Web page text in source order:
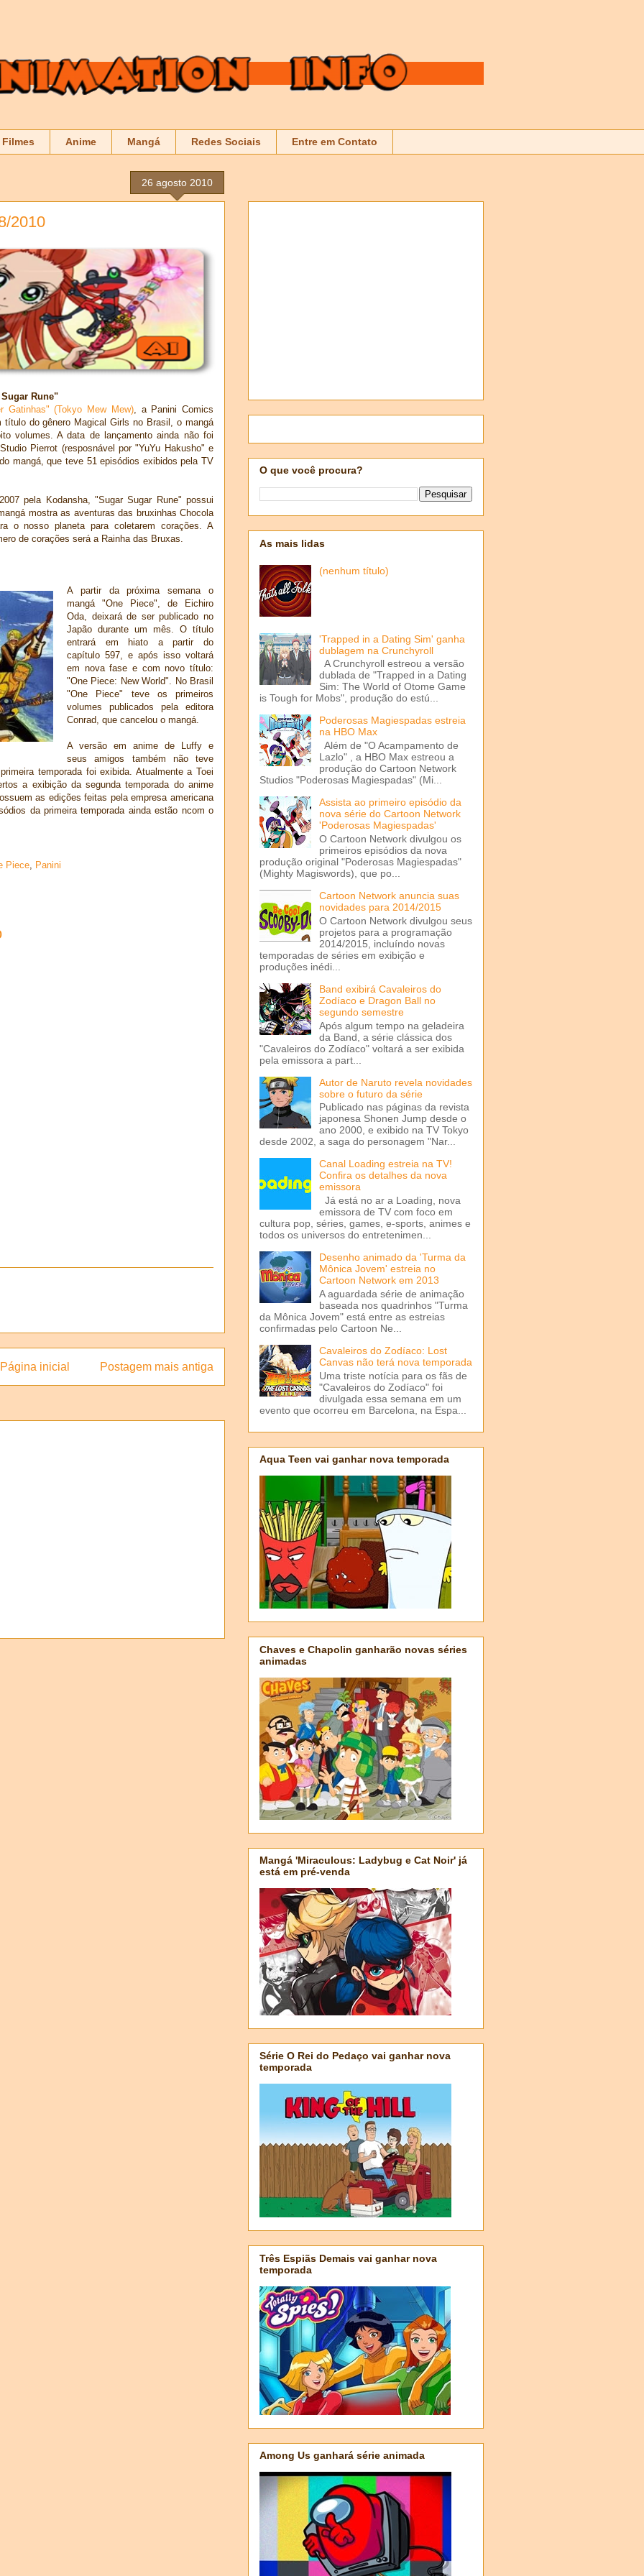
Filmes Anime Mangá Redes Sociais Entre em Contato
26 agosto 2010
2010
Rune"
Gatinhas" (Tokyo Mew Mew), a Panini Comics
do gênero Magical Girls no Brasil, o mangá
volumes. A data de lançamento ainda não foi
Pierrot (resposnável por "YuYu Hakusho" e
mangá, que teve 51 episódios exibidos pela TV
pela Kodansha, "Sugar Sugar Rune" possui
mostra as aventuras das bruxinhas Chocola
o nosso planeta para coletarem corações. A
de corações será a Rainha das Bruxas.
A partir da próxima semana o
mangá "One Piece", de Eichiro
Oda, deixará de ser publicado no
Japão durante um mês. O título
entrará em hiato a partir do
capítulo 597, e após isso voltará
em nova fase e com novo título:
"One Piece: New World". No Brasil
"One Piece" teve os primeiros
volumes publicados pela editora
Conrad, que cancelou o mangá.
A versão em anime de Luffy e
seus amigos também não teve
temporada foi exibida. Atualmente a Toei
a exibição da segunda temporada do anime
as edições feitas pela empresa americana
da primeira temporada ainda estão ncom o
Piece, Panini
Postagem mais antiga
Página inicial
O que você procura?
As mais lidas
(nenhum título)
'Trapped in a Dating Sim' ganha
dublagem na Crunchyroll
A Crunchyroll estreou a versão
dublada de "Trapped in a Dating
Sim: The World of Otome Game
is Tough for Mobs", produção do estú...
Poderosas Magiespadas estreia
na HBO Max
Além de "O Acampamento de
Lazlo" , a HBO Max estreou a
produção do Cartoon Network
Studios "Poderosas Magiespadas" (Mi...
Assista ao primeiro episódio da
nova série do Cartoon Network
'Poderosas Magiespadas'
O Cartoon Network divulgou os
primeiros episódios da nova
produção original "Poderosas Magiespadas"
(Mighty Magiswords), que po...
Cartoon Network anuncia suas
novidades para 2014/2015
O Cartoon Network divulgou seus
projetos para a programação
2014/2015, incluíndo novas
temporadas de séries em exibição e
produções inédi...
Band exibirá Cavaleiros do
Zodíaco e Dragon Ball no
segundo semestre
Após algum tempo na geladeira
da Band, a série clássica dos
"Cavaleiros do Zodíaco" voltará a ser exibida
pela emissora a part...
Autor de Naruto revela novidades
sobre o futuro da série
Publicado nas páginas da revista
japonesa Shonen Jump desde o
ano 2000, e exibido na TV Tokyo
desde 2002, a saga do personagem "Nar...
Canal Loading estreia na TV!
Confira os detalhes da nova
emissora
Já está no ar a Loading, nova
emissora de TV com foco em
cultura pop, séries, games, e-sports, animes e
todos os universos do entretenimen...
Desenho animado da 'Turma da
Mônica Jovem' estreia no
Cartoon Network em 2013
A aguardada série de animação
baseada nos quadrinhos "Turma
da Mônica Jovem" está entre as estreias
confirmadas pelo Cartoon Ne...
Cavaleiros do Zodíaco: Lost
Canvas não terá nova temporada
Uma triste notícia para os fãs de
"Cavaleiros do Zodíaco" foi
divulgada essa semana em um
evento que ocorreu em Barcelona, na Espa...
Aqua Teen vai ganhar nova temporada
Chaves e Chapolin ganharão novas séries
animadas
Mangá 'Miraculous: Ladybug e Cat Noir' já
está em pré-venda
Série O Rei do Pedaço vai ganhar nova
temporada
Três Espiãs Demais vai ganhar nova
temporada
Among Us ganhará série animada